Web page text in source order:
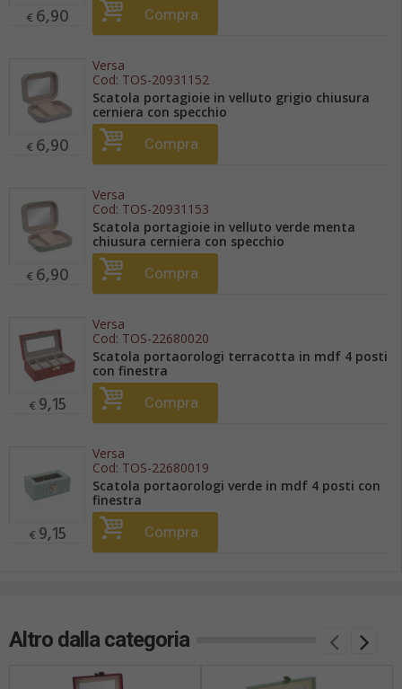
€ 6,90 Compra
€ 6,90
Versa
Cod: TOS-20931152
Scatola portagioie in velluto grigio chiusura
cerniera con specchio
Compra
€ 6,90
Versa
Cod: TOS-20931153
Scatola portagioie in velluto verde menta
chiusura cerniera con specchio
Compra
€ 9,15
Versa
Cod: TOS-22680020
Scatola portaorologi terracotta in mdf 4 posti
con finestra
Compra
€ 9,15
Versa
Cod: TOS-22680019
Scatola portaorologi verde in mdf 4 posti con
finestra
Compra
Altro dalla categoria